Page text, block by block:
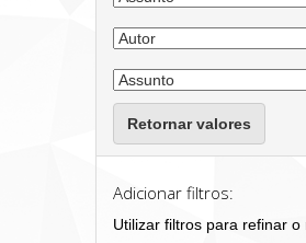
Retornar valores
Adicionar filtros:
Utilizar filtros para refinar o